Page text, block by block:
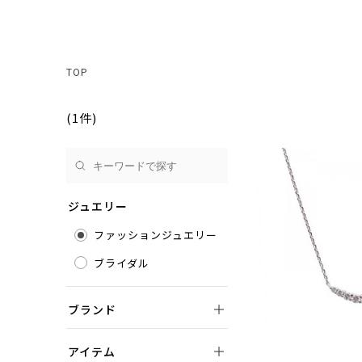
TOP
(1件)
ジュエリー
ファッションジュエリー
ブライダル
ブランド
アイテム